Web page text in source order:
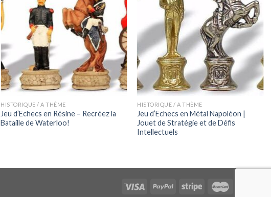
HISTORIQUE / A THÈME
Jeu d’Echecs en Résine – Recréez la
Bataille de Waterloo!
HISTORIQUE / A THÈME
Jeu d’Echecs en Métal Napoléon |
Jouet de Stratégie et de Défis
Intellectuels